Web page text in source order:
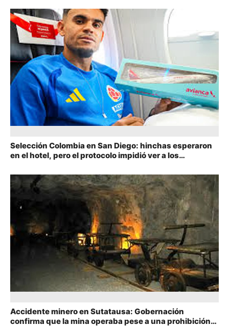
Selección Colombia en San Diego: hinchas esperaron
en el hotel, pero el protocolo impidió ver a los
Accidente minero en Sutatausa: Gobernación
confirma que la mina operaba pese a una prohibición